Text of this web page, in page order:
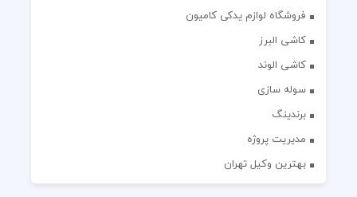
فروشگاه لوازم یدکی کامیون
کاشی البرز
کاشی الوند
سوله سازی
برندینگ
مدیریت پروژه
بهترین وکیل تهران